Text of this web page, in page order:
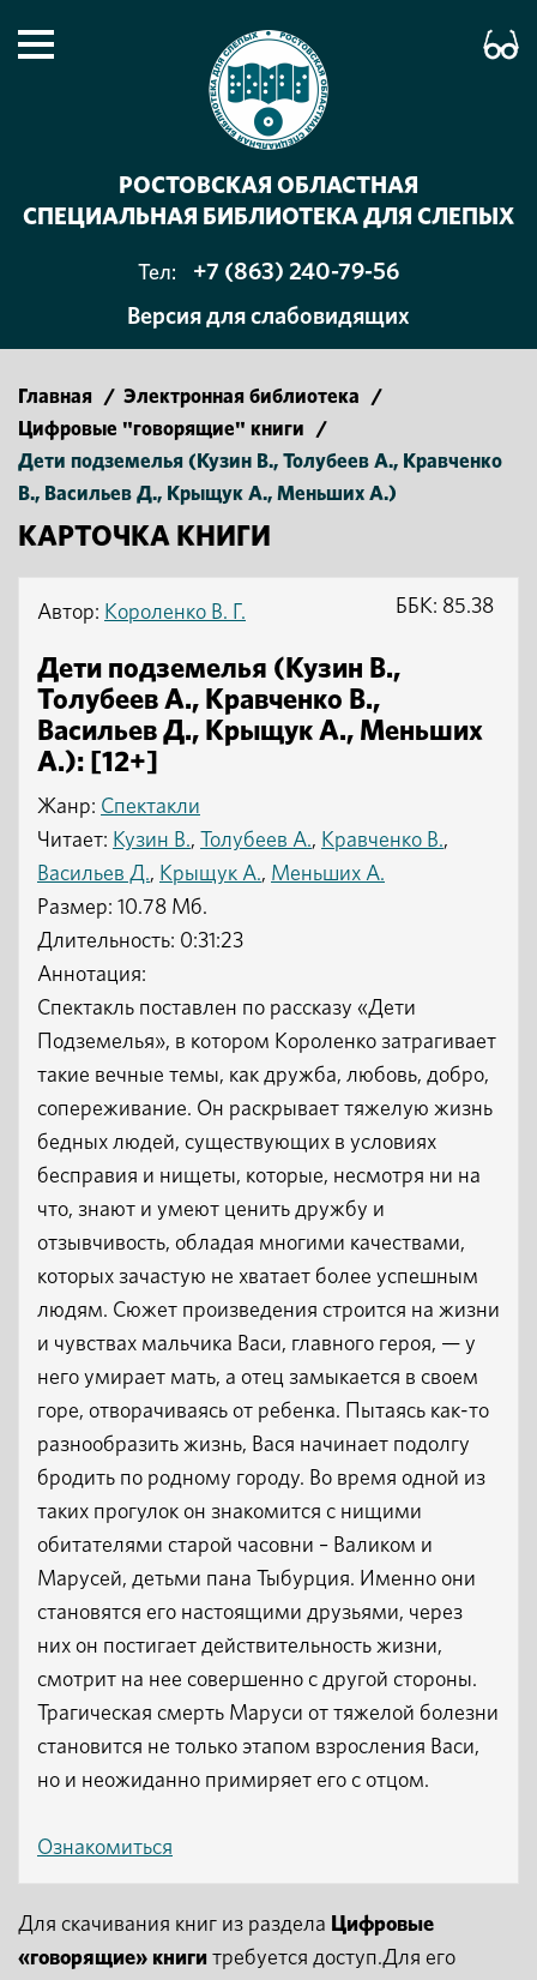
РОСТОВСКАЯ ОБЛАСТНАЯ
СПЕЦИАЛЬНАЯ БИБЛИОТЕКА ДЛЯ СЛЕПЫХ
Тел:
+7 (863) 240-79-56
Версия для слабовидящих
Главная / Электронная библиотека
/
Цифровые "говорящие" книги
/
Дети подземелья (Кузин В., Толубеев А., Кравченко
В., Васильев Д., Крыщук А., Меньших А.)
КАРТОЧКА КНИГИ
Автор: Короленко В. Г.
Дети подземелья (Кузин В.,
Толубеев А., Кравченко В.,
Васильев Д., Крыщук А., Меньших
А.): [12+]
Жанр: Спектакли
Читает: Кузин В., Толубеев А., Кравченко В.,
Васильев Д., Крыщук А., Меньших А.
ББК: 85.38
Размер: 10.78 Мб.
Длительность: 0:31:23
Аннотация:
Спектакль поставлен по рассказу «Дети
Подземелья», в котором Короленко затрагивает
такие вечные темы, как дружба, любовь, добро,
сопереживание. Он раскрывает тяжелую жизнь
бедных людей, существующих в условиях
бесправия и нищеты, которые, несмотря ни на
что, знают и умеют ценить дружбу и
отзывчивость, обладая многими качествами,
которых зачастую не хватает более успешным
людям. Сюжет произведения строится на жизни
и чувствах мальчика Васи, главного героя, — у
него умирает мать, а отец замыкается в своем
горе, отворачиваясь от ребенка. Пытаясь как-то
разнообразить жизнь, Вася начинает подолгу
бродить по родному городу. Во время одной из
таких прогулок он знакомится с нищими
обитателями старой часовни – Валиком и
Марусей, детьми пана Тыбурция. Именно они
становятся его настоящими друзьями, через
них он постигает действительность жизни,
смотрит на нее совершенно с другой стороны.
Трагическая смерть Маруси от тяжелой болезни
становится не только этапом взросления Васи,
но и неожиданно примиряет его с отцом.
Ознакомиться
Для скачивания книг из раздела Цифровые
«говорящие» книги требуется доступ.Для его